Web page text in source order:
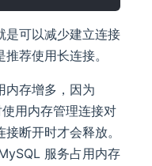
是可以减少建立连接
荐使用长连接。
内存增多，因为
用内存管理连接对
断开时才会释放。
服务占用内存